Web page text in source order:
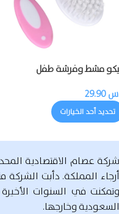
مشط وفرشة طفل
تحديد أحد الخيارات
شركة عصام الاقتصادية
وتمكنت في السنوات
السعودية وخارجها.